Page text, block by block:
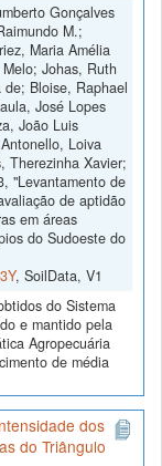
Gonçalves
M.;
Maria Amélia
Johas, Ruth
Bloise, Raphael
José Lopes
João Luis
Loiva
Therezinha Xavier;
"Levantamento de
de aptidão
em áreas
do Sudoeste do
, SoilData, V1
do Sistema
e mantido pela
Agropecuária
de média
dos
do Triângulo